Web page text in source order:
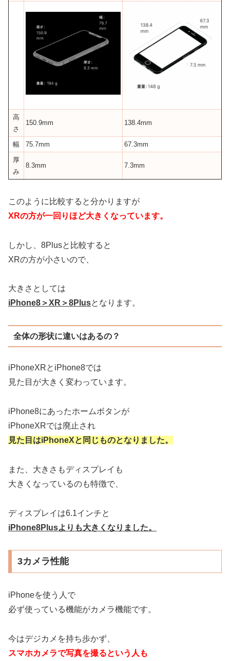
高
さ
150.9mm 138.4mm
幅 75.7mm
67.3mm
厚
み
8.3mm 7.3mm
このように比較すると分かりますが
XRの方が一回りほど大きくなっています。
しかし、8Plusと比較すると
XRの方が小さいので、
大きさとしては
iPhone8＞XR＞8Plusとなります。
全体の形状に違いはあるの？
iPhoneXRとiPhone8では
見た目が大きく変わっています。
iPhone8にあったホームボタンが
iPhoneXRでは廃止され
見た目はiPhoneXと同じものとなりました。
また、大きさもディスプレイも
大きくなっているのも特徴で、
ディスプレイは6.1インチと
iPhone8Plusよりも大きくなりました。
3カメラ性能
iPhoneを使う人で
必ず使っている機能がカメラ機能です。
今はデジカメを持ち歩かず、
スマホカメラで写真を撮るという人も